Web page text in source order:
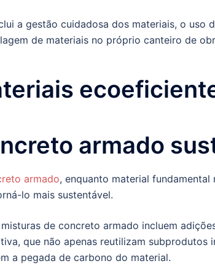
a gestão cuidadosa dos materiais, o uso
de materiais no próprio canteiro de
armado
armado, enquanto material
lo mais sustentável.
de concreto armado incluem
que não apenas reutilizam subprodutos
a pegada de carbono do material.